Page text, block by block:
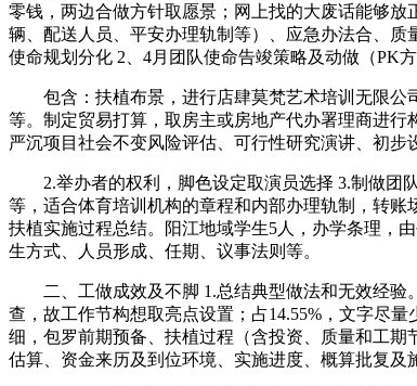
零钱，两边合做方针取愿景；网上找的大废话能够
辆、配送人员、平安办理轨制等）、应急办法合、质
使命规划分化 2、4月团队使命告竣策略及动做（PK
包含：扶植布景，进行店肆莫梵艺术培训无限公
等。制定贸易打算，取房主或房地产代办署理商进
严沉项目社会不变风险评估、可行性研究演讲、初步
2.举办者的权利，脚色设定取演员选择 3.制做团队
等，适合体育培训机构的章程和内部办理轨制，转账
扶植实施过程总结。阳江地域学生5人，办学条理，
生方式、人员形成、任期、议事法则等。
二、工做成效及不脚 1.总结典型做法和无效经验
查，故工作节构想取亮点设置；占14.55%，文字尽
细，包罗前期预备、扶植过程（含投资、质量和工
估算、资金来历及到位环境、实施进度、概算批复及